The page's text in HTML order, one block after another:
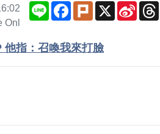
Onl
Line Facebook
Plurk X
Sina
他指：召喚我來打臉